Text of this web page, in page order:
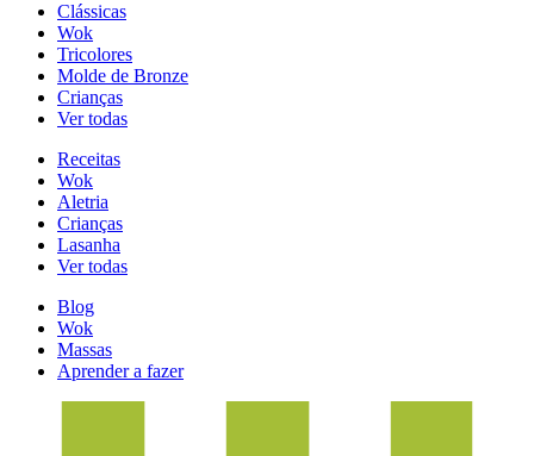
Clássicas
Wok
Tricolores
Molde de Bronze
Crianças
Ver todas
Receitas
Wok
Aletria
Crianças
Lasanha
Ver todas
Blog
Wok
Massas
Aprender a fazer